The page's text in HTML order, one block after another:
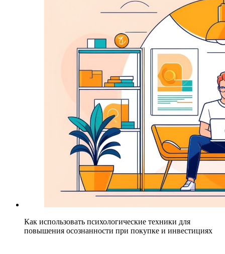
Как использовать психологические техники для
повышения осознанности при покупке и инвестициях